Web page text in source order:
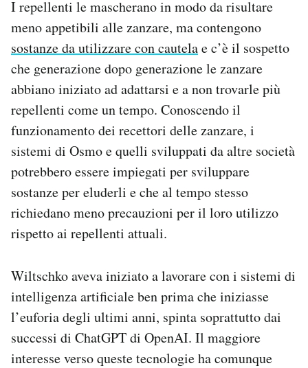
I repellenti le mascherano in modo da risultare
meno appetibili alle zanzare, ma contengono
sostanze da utilizzare con cautelae c’è il sospetto
che generazione dopo generazione le zanzare
abbiano iniziato ad adattarsi e a non trovarle più
repellenti come un tempo. Conoscendo il
funzionamento dei recettori delle zanzare, i
sistemi di Osmo e quelli sviluppati da altre società
potrebbero essere impiegati per sviluppare
sostanze per eluderli e che al tempo stesso
richiedano meno precauzioni per il loro utilizzo
rispetto ai repellenti attuali.
Wiltschko aveva iniziato a lavorare con i sistemi di
intelligenza artificiale ben prima che iniziasse
l’euforia degli ultimi anni, spinta soprattutto dai
successi di ChatGPT di OpenAI. Il maggiore
interesse verso queste tecnologie ha comunque